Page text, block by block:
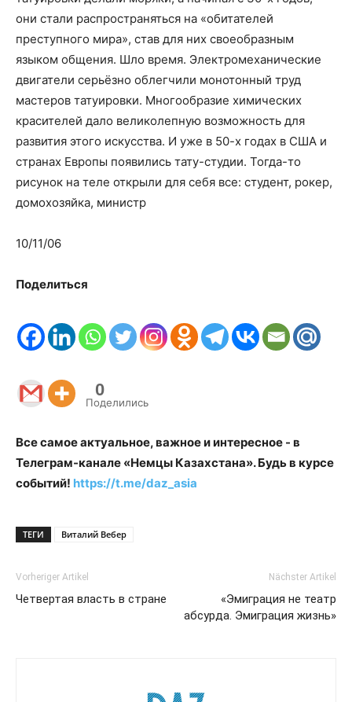
они стали распространяться на «обитателей
преступного мира», став для них своеобразным
языком общения. Шло время. Электромеханические
двигатели серьёзно облегчили монотонный труд
мастеров татуировки. Многообразие химических
красителей дало великолепную возможность для
развития этого искусства. И уже в 50-х годах в США и
странах Европы появились тату-студии. Тогда-то
рисунок на теле открыли для себя все: студент, рокер,
домохозяйка, министр
10/11/06
Поделиться
0
Поделились
Все самое актуальное, важное и интересное - в
Телеграм-канале «Немцы Казахстана». Будь в курсе
событий! https://t.me/daz_asia
ТЕГИ Виталий Вебер
Vorheriger Artikel
Четвертая власть в стране
Nächster Artikel
«Эмиграция не театр
абсурда. Эмиграция жизнь»